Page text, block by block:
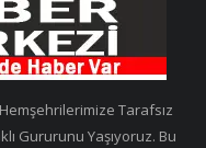
Tarafsız
Gururunu Yaşıyoruz. Bu